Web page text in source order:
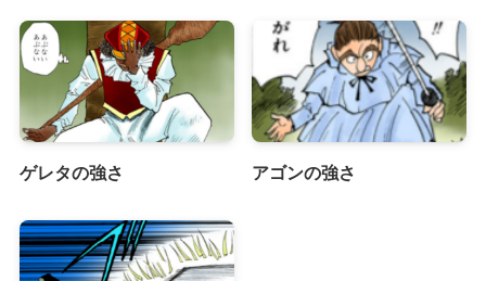
ゲレタの強さ アゴンの強さ